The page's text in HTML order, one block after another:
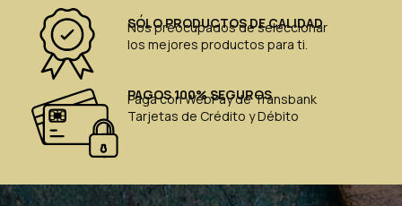
SÓLO PRODUCTOS DE CALIDAD
Nos preocupados de seleccionar
los mejores productos para ti.
PAGOS 100% SEGUROS
Paga con WebPay de Transbank
Tarjetas de Crédito y Débito